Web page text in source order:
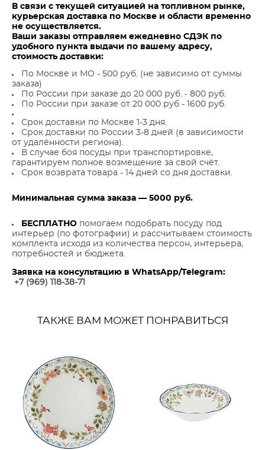
В связи с текущей ситуацией на топливном рынке,
курьерская доставка по Москве и области временно
не осуществляется.
Ваши заказы отправляем ежедневно СДЭК по
удобного пункта выдачи по вашему адресу,
стоимость доставки:
По Москве и МО - 500 руб. (не зависимо от суммы
заказа)
По России при заказе до 20 000 руб. - 800 руб.
По России при заказе от 20 000 руб - 1600 руб.
Срок доставки по Москве 1-3 дня.
Срок доставки по России 3-8 дней (в зависимости
от удалённости региона).
В случае боя посуды при транспортировке,
гарантируем полное возмещение за свой счёт.
Срок возврата товара - 14 дней со дня доставки.
Минимальная сумма заказа — 5000 руб.
БЕСПЛАТНО помогаем подобрать посуду под
интерьер (по фотографии) и рассчитываем стоимость
комплекта исходя из количества персон, интерьера,
потребностей и бюджета.
Заявка на консультацию в WhatsApp/Telegram:
+7 (969) 118-38-7
ТАКЖЕ ВАМ МОЖЕТ ПОНРАВИТЬСЯ